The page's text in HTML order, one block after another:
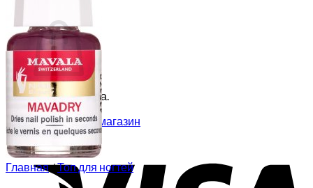
Корзина пуста.
Вернуться в магазин
Главная/Топ для ногтей